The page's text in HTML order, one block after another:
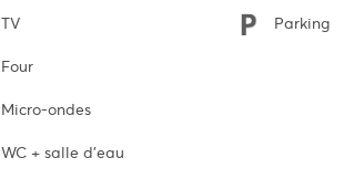
TV
Four
Micro-ondes
WC + salle d'eau
Parking